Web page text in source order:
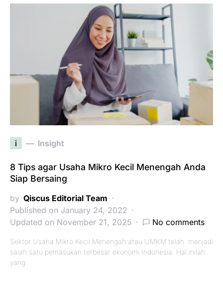
i Insight
8 Tips agar Usaha Mikro Kecil Menengah Anda
Siap Bersaing
by Qiscus Editorial Team
Published on January 24, 2022
Updated on November 21, 2025
No comments
Sektor Usaha Mikro Kecil Menengah atau UMKM telah menjadi
salah satu pemasukan terbesar ekonomi Indonesia. Hal inilah
yang…